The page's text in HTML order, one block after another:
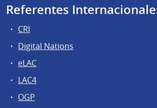
Referentes
CRI
Digital Nations
eLAC
LAC4
OGP